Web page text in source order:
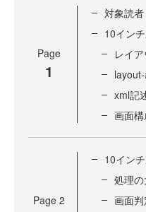
Page
1
対象読者
10イン
レイ
xml記
画面
Page 2
10イン
処理
画面判